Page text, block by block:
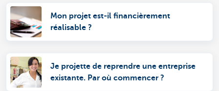
Mon projet est-il financièrement
réalisable ?
Je projette de reprendre une entreprise
existante. Par où commencer ?